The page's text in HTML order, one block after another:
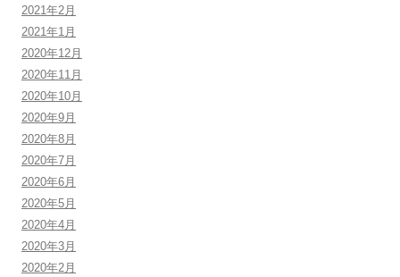
2021年2月
2021年1月
2020年12月
2020年11月
2020年10月
2020年9月
2020年8月
2020年7月
2020年6月
2020年5月
2020年4月
2020年3月
2020年2月